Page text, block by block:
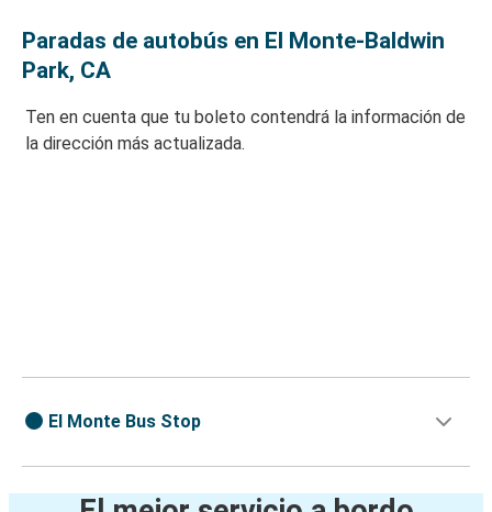
Paradas de autobús en El Monte-Baldwin
Park, CA
Ten en cuenta que tu boleto contendrá la información de
la dirección más actualizada.
El Monte Bus Stop